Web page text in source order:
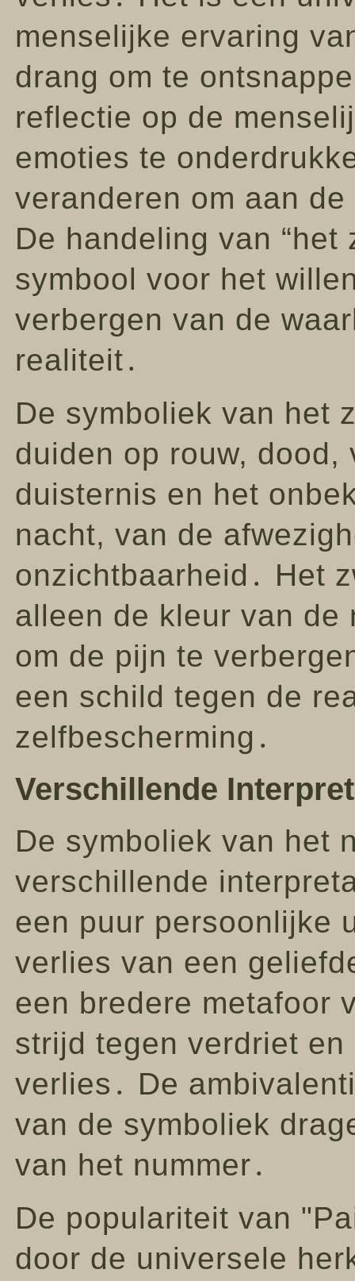
menselijke ervaring
drang om te
reflectie op de
emoties te
veranderen om aan
De handeling van “het
symbool voor het
verbergen van de
realiteit․
De symboliek van het
duiden op rouw,
duisternis en het
nacht, van de
onzichtbaarheid․ Het
alleen de kleur van de
om de pijn te
een schild tegen de
zelfbescherming․
Verschillende
De symboliek van het
verschillende
een puur persoonlijke
verlies van een
een bredere metafoor
strijd tegen verdriet
verlies․ De
van de symboliek
van het nummer․
De populariteit van
door de universele